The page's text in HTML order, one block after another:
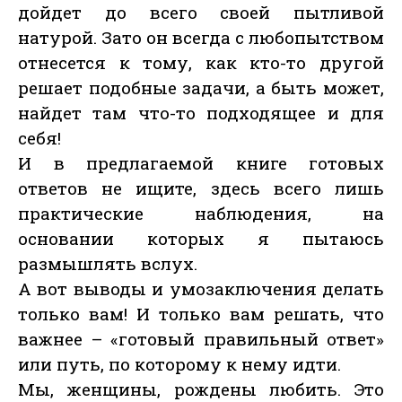
дойдет до всего своей пытливой
натурой. Зато он всегда с любопытством
отнесется к тому, как кто-то другой
решает подобные задачи, а быть может,
найдет там что-то подходящее и для
себя!
И в предлагаемой книге готовых
ответов не ищите, здесь всего лишь
практические наблюдения, на
основании которых я пытаюсь
размышлять вслух.
А вот выводы и умозаключения делать
только вам! И только вам решать, что
важнее – «готовый правильный ответ»
или путь, по которому к нему идти.
Мы, женщины, рождены любить. Это